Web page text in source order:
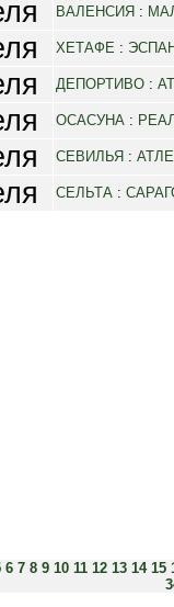
ВАЛЕНСИЯ :
ХЕТАФЕ :
ДЕПОРТИВО :
ОСАСУНА :
СЕВИЛЬЯ :
СЕЛЬТА :
6 7 8 9 10 11 12 13 14 15